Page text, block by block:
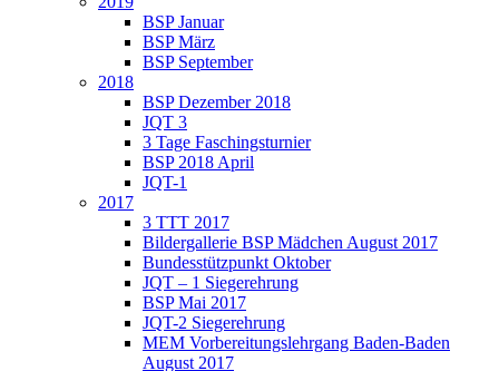
BSP Januar
BSP März
BSP September
2018
BSP Dezember 2018
JQT 3
3 Tage Faschingsturnier
BSP 2018 April
JQT-1
2017
3 TTT 2017
Bildergallerie BSP Mädchen August 2017
Bundesstützpunkt Oktober
JQT – 1 Siegerehrung
BSP Mai 2017
JQT-2 Siegerehrung
MEM Vorbereitungslehrgang Baden-Baden
August 2017